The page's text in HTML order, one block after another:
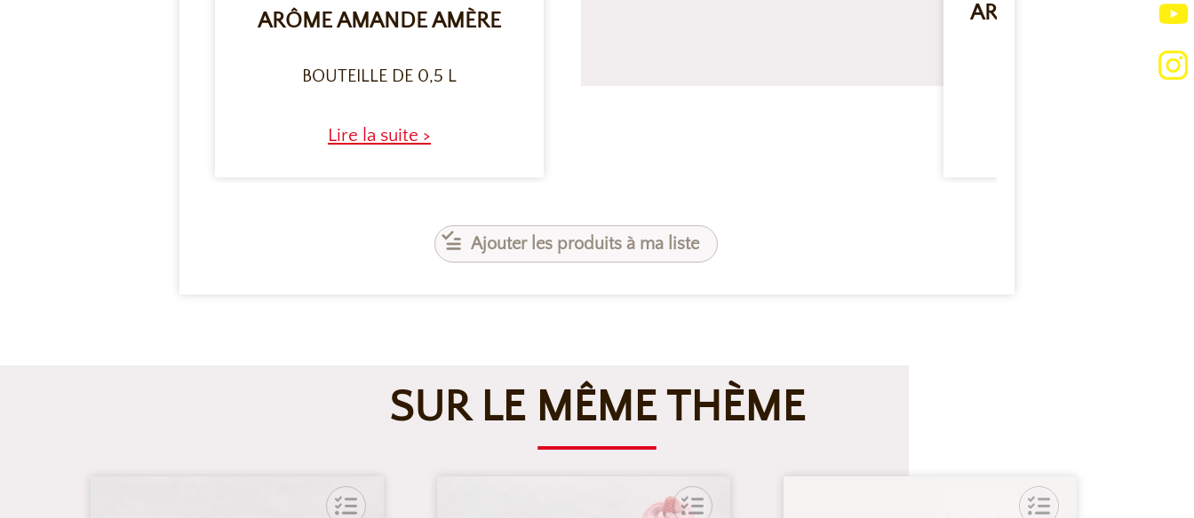
ARÔME AMANDE AMÈRE
BOUTEILLE DE 0,5 L
Lire la suite >
ARÔME ET COLORANT
BOUTEILLE DE 1 L
Ajouter les produits à ma liste
SUR LE MÊME THÈME